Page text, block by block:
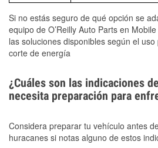
Si no estás seguro de qué opción se
equipo de O’Reilly Auto Parts en
las soluciones disponibles según el
corte de energía
¿Cuáles son las indicaciones
necesita preparación para
Considera preparar tu vehículo antes
huracanes si notas alguno de estos